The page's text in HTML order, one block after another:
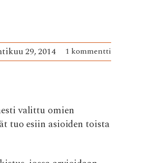
29, 2014 1 kommentti
valittu omien
tuo esiin asioiden toista